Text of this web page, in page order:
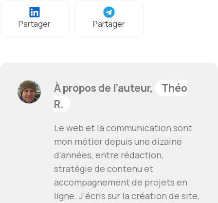
Partager Partager
À propos de l’auteur,
Théo
R.
Le web et la communication sont
mon métier depuis une dizaine
d'années, entre rédaction,
stratégie de contenu et
accompagnement de projets en
ligne. J'écris sur la création de site,